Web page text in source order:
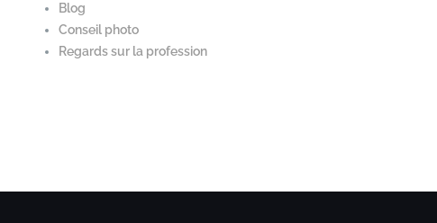
✨ Séance photo post-
spectacle de…
Blog
Conseil photo
Regards sur la profession